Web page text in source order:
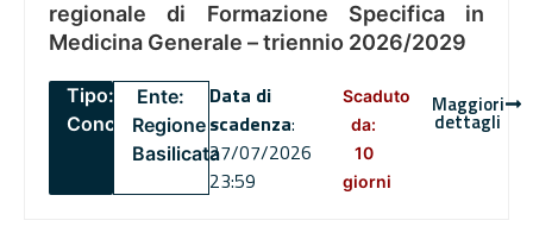
regionale di Formazione Specifica in
Medicina Generale – triennio 2026/2029
Tipo:
Concorsi
Ente:
Regione
Basilicata
Data di
scadenza:
27/07/2026
23:59
Scaduto
da:
10
giorni
Maggiori
dettagli